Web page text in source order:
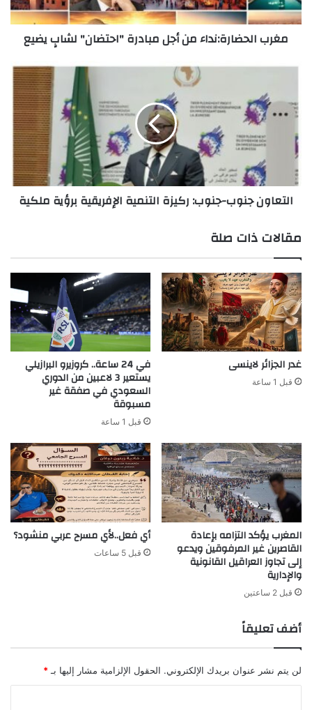
يضيع
مغرب الحضارة:نداء من أجل مبادرة "احتضان" لشابٍ يضيع
التعاون
ركيزة
الإفريقية
برؤية
ملكية
التعاون جنوب-جنوب: ركيزة التنمية الإفريقية برؤية ملكية
مقالات ذات صلة
غدر الجزائر لاينسى
قبل 1 ساعة
في 24 ساعة.. كروزيرو البرازيلي
يستعير 3 لاعبين من الدوري
السعودي في صفقة غير
مسبوقة
قبل 1 ساعة
المغرب يؤكد التزامه بإعادة
القاصرين غير المرفوقين ويدعو
إلى تجاوز العراقيل القانونية
والإدارية
قبل 2 ساعتين
أي فعل..لأي مسرح عربي منشود؟
قبل 5 ساعات
أضف تعليقاً
لن يتم نشر عنوان بريدك الإلكتروني. الحقول الإلزامية مشار إليها بـ *